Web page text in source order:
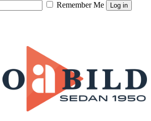
Remember Me